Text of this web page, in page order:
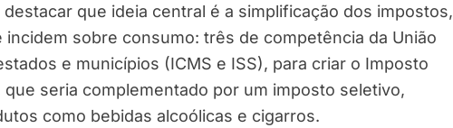
que ideia central é a simplificação dos impostos,
sobre consumo: três de competência da União
e municípios (ICMS e ISS), para criar o Imposto
seria complementado por um imposto seletivo,
como bebidas alcoólicas e cigarros.